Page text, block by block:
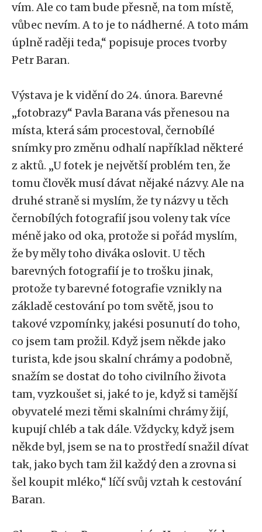
vím. Ale co tam bude přesně, na tom místě,
vůbec nevím. A to je to nádherné. A toto mám
úplně raději teda,“ popisuje proces tvorby
Petr Baran.
Výstava je k vidění do 24. února. Barevné
„fotobrazy“ Pavla Barana vás přenesou na
místa, která sám procestoval, černobílé
snímky pro změnu odhalí například některé
z aktů. „U fotek je největší problém ten, že
tomu člověk musí dávat nějaké názvy. Ale na
druhé straně si myslím, že ty názvy u těch
černobílých fotografií jsou voleny tak více
méně jako od oka, protože si pořád myslím,
že by měly toho diváka oslovit. U těch
barevných fotografií je to trošku jinak,
protože ty barevné fotografie vznikly na
základě cestování po tom světě, jsou to
takové vzpomínky, jakési posunutí do toho,
co jsem tam prožil. Když jsem někde jako
turista, kde jsou skalní chrámy a podobně,
snažím se dostat do toho civilního života
tam, vyzkoušet si, jaké to je, když si tamější
obyvatelé mezi těmi skalními chrámy žijí,
kupují chléb a tak dále. Vždycky, když jsem
někde byl, jsem se na to prostředí snažil dívat
tak, jako bych tam žil každý den a zrovna si
šel koupit mléko,“ líčí svůj vztah k cestování
Baran.